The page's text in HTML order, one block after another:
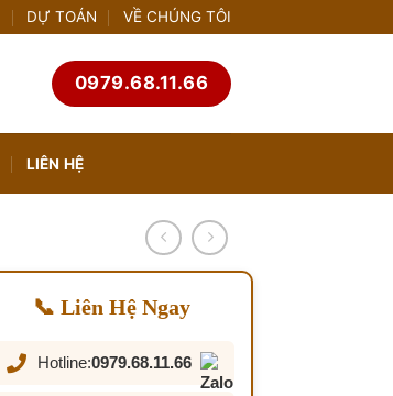
DỰ TOÁN VỀ CHÚNG TÔI
0979.68.11.66
LIÊN HỆ
📞 Liên Hệ Ngay
Hotline:0979.68.11.66